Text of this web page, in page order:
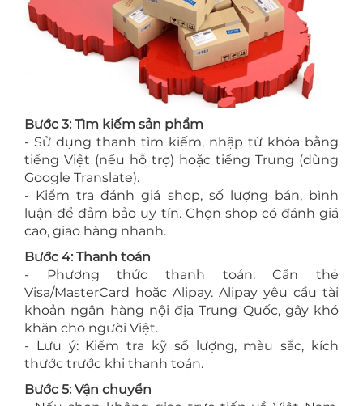
Bước 3: Tìm kiếm sản phẩm
- Sử dụng thanh tìm kiếm, nhập từ khóa bằng
tiếng Việt (nếu hỗ trợ) hoặc tiếng Trung (dùng
Google Translate).
- Kiểm tra đánh giá shop, số lượng bán, bình
luận để đảm bảo uy tín. Chọn shop có đánh giá
cao, giao hàng nhanh.
Bước 4: Thanh toán
- Phương thức thanh toán: Cần thẻ
Visa/MasterCard hoặc Alipay. Alipay yêu cầu tài
khoản ngân hàng nội địa Trung Quốc, gây khó
khăn cho người Việt.
- Lưu ý: Kiểm tra kỹ số lượng, màu sắc, kích
thước trước khi thanh toán.
Bước 5: Vận chuyển